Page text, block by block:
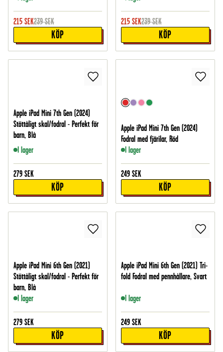
215 SEK239 SEK
KÖP
215 SEK239 SEK
KÖP
Apple iPad Mini 7th Gen (2024)
Stöttåligt skal/fodral - Perfekt för
barn, Blå
I lager
279 SEK
KÖP
Apple iPad Mini 7th Gen (2024)
Fodral med fjärilar, Röd
I lager
249 SEK
KÖP
Apple iPad Mini 6th Gen (2021)
Stöttåligt skal/fodral - Perfekt för
barn, Blå
I lager
279 SEK
KÖP
Apple iPad Mini 6th Gen (2021) Tri-
fold Fodral med pennhållare, Svart
I lager
249 SEK
KÖP